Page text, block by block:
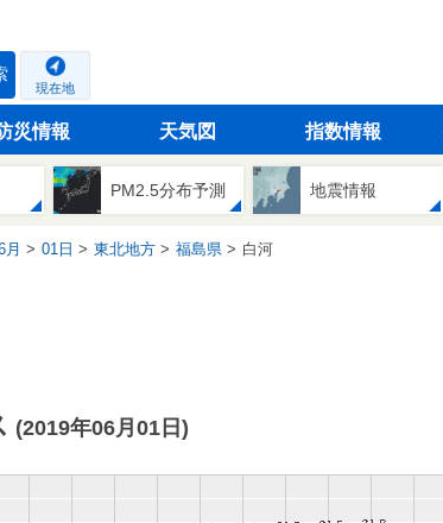
現在地
災情報 天気図 指数情報
PM2.5分布予測 地震情報
01日 東北地方 福島県 白河
(2019年06月01日)